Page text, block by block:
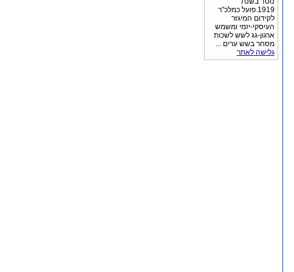
1919.פועל כמלכ"ר
לקידום המיגזר
העיסקי-יזמי ומשמש
ארגון-גג לשש לשכות
מסחר בשש ערים ...
גלישה לאתר